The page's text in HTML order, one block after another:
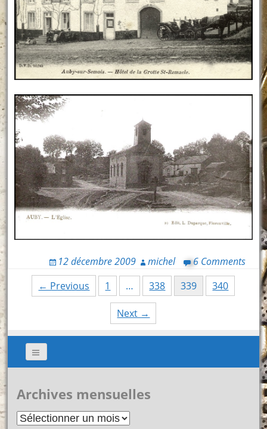
12 décembre 2009 michel 6 Comments
Posts
navigation
← Previous 1 … 338 339 340
Next →
Archives mensuelles
Archives